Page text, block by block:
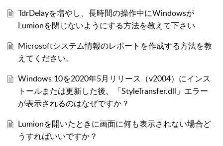
TdrDelayを増やし、長時間の操作中にWindowsが
Lumionを閉じないようにする方法を教えて下さい
Microsoftシステム情報のレポートを作成する方法を教
えてください。
Windows 10を2020年5月リリース（v2004）にインス
トールまたは更新した後、「StyleTransfer.dll」エラー
が表示されるのはなぜですか？
Lumionを開いたときに画面に何も表示されない場合ど
うすればいいですか？